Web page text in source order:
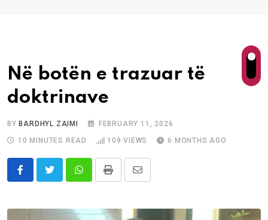
Në botën e trazuar të
doktrinave
BY BARDHYL ZAIMI
FEBRUARY 11, 2026
10 MINUTES READ
109 VIEWS 6 MONTHS AGO
WhatsappPrint
Share
Email